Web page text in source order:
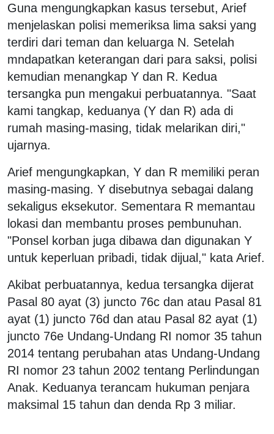
Guna mengungkapkan kasus tersebut, Arief
menjelaskan polisi memeriksa lima saksi yang
terdiri dari teman dan keluarga N. Setelah
mndapatkan keterangan dari para saksi, polisi
kemudian menangkap Y dan R. Kedua
tersangka pun mengakui perbuatannya. "Saat
kami tangkap, keduanya (Y dan R) ada di
rumah masing-masing, tidak melarikan diri,"
ujarnya.
Arief mengungkapkan, Y dan R memiliki peran
masing-masing. Y disebutnya sebagai dalang
sekaligus eksekutor. Sementara R memantau
lokasi dan membantu proses pembunuhan.
"Ponsel korban juga dibawa dan digunakan Y
untuk keperluan pribadi, tidak dijual," kata Arief.
Akibat perbuatannya, kedua tersangka dijerat
Pasal 80 ayat (3) juncto 76c dan atau Pasal 81
ayat (1) juncto 76d dan atau Pasal 82 ayat (1)
juncto 76e Undang-Undang RI nomor 35 tahun
2014 tentang perubahan atas Undang-Undang
RI nomor 23 tahun 2002 tentang Perlindungan
Anak. Keduanya terancam hukuman penjara
maksimal 15 tahun dan denda Rp 3 miliar.